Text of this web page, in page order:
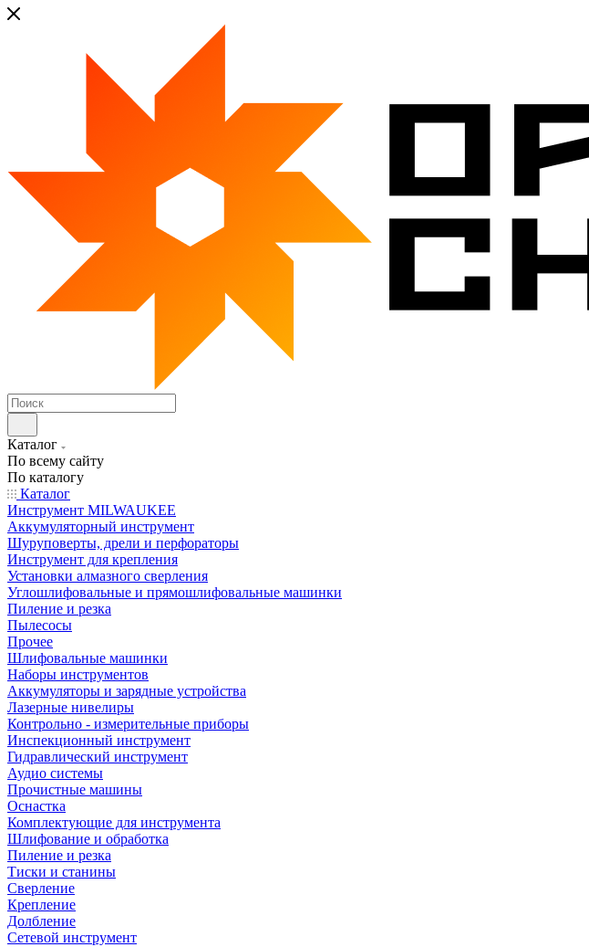
Каталог
По всему сайту
По каталогу
Каталог
Инструмент MILWAUKEE
Аккумуляторный инструмент
Шуруповерты, дрели и перфораторы
Инструмент для крепления
Установки алмазного сверления
Углошлифовальные и прямошлифовальные машинки
Пиление и резка
Пылесосы
Прочее
Шлифовальные машинки
Наборы инструментов
Аккумуляторы и зарядные устройства
Лазерные нивелиры
Контрольно - измерительные приборы
Инспекционный инструмент
Гидравлический инструмент
Аудио системы
Прочистные машины
Оснастка
Комплектующие для инструмента
Шлифование и обработка
Пиление и резка
Тиски и станины
Сверление
Крепление
Долбление
Сетевой инструмент